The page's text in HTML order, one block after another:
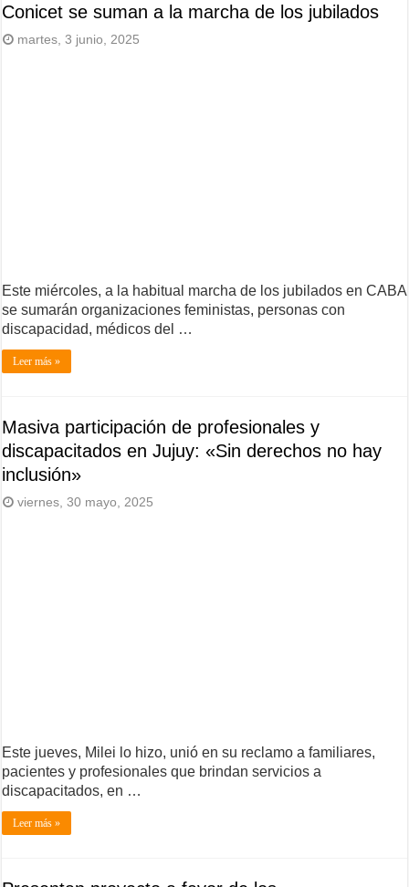
Conicet se suman a la marcha de los jubilados
martes, 3 junio, 2025
Este miércoles, a la habitual marcha de los jubilados en CABA
se sumarán organizaciones feministas, personas con
discapacidad, médicos del …
Leer más »
Masiva participación de profesionales y
discapacitados en Jujuy: «Sin derechos no hay
inclusión»
viernes, 30 mayo, 2025
Este jueves, Milei lo hizo, unió en su reclamo a familiares,
pacientes y profesionales que brindan servicios a
discapacitados, en …
Leer más »